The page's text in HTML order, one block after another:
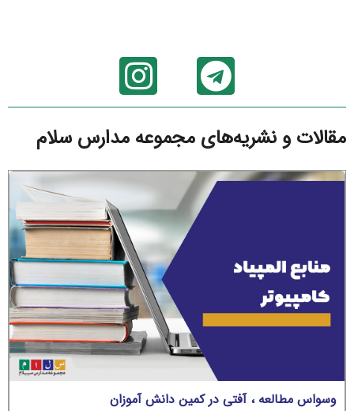
مقالات و نشریه‌های مجموعه مدارس سلام
وسواس مطالعه ، آفتی در کمین دانش آموزان